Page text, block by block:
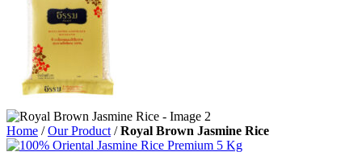
Home /Our Product /Royal Brown Jasmine Rice